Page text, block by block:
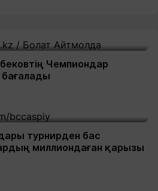
Чемпиондар
бағалады
турнирден бас
миллиондаған қарызы